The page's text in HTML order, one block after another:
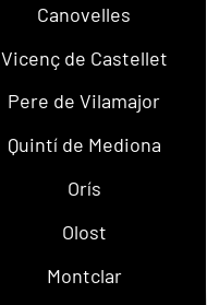
Canovelles
Vicenç de Castellet
Pere de Vilamajor
Quintí de Mediona
Orís
Olost
Montclar